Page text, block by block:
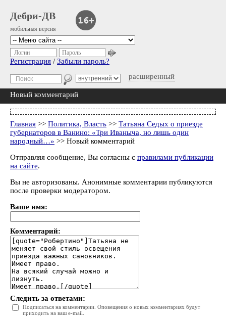
Дебри-ДВ
мобильная версия
расширенный
Логин Пароль
Регистрация / Забыли пароль?
Новый комментарий
Главная >> Политика, Власть >> Татьяна Седых о приезде
губернаторов в Ванино: «Три Иваныча, но лишь один
народный…» >> Новый комментарий
Отправляя сообщение, Вы согласны с правилами публикации
на сайте.
Вы не авторизованы. Анонимные комментарии публикуются
после проверки модератором.
Ваше имя:
Комментарий:
Следить за ответами:
Подписаться на комментарии. Оповещения о новых комментариях будут
приходить на ваш e-mail.